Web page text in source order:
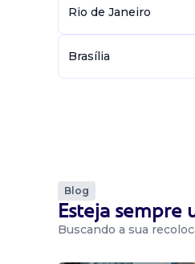
Rio de Janeiro
Brasília
Blog
Esteja sempre
Buscando a sua